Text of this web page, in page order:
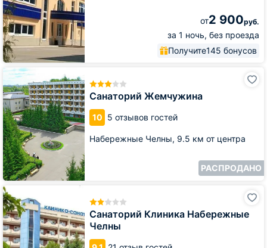
от2 900руб.
за 1 ночь, без проезда
Получите145 бонусов
Санаторий Жемчужина
10 5 отзывов гостей
Набережные Челны, 9.5 км от центра
РАСПРОДАНО
Санаторий
Жемчужина
Санаторий Клиника Набережные
Челны
Санаторий
Клиника
Набережные
Челны